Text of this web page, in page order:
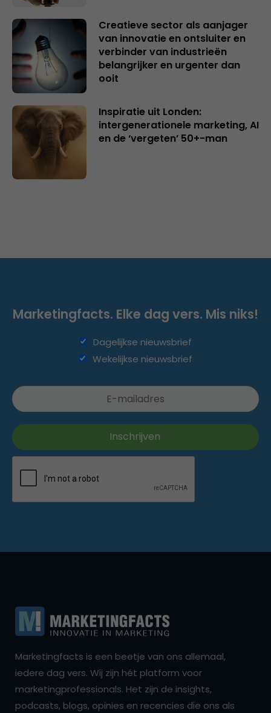
Creatieve sector als aanjager
van innovatie en ontsluiter en
verbinder van industrieën
belangrijker en urgenter dan
ooit
Inspiratie uit Londen:
intergenerationele marketing, AI
en de ‘vergeten’ 50+-man
Marketingfacts. Elke dag vers. Mis niks!
Dagelijkse nieuwsbrief
Wekelijkse nieuwsbrief
Marketingfacts is een beetje van ons allemaal,
iedere dag vers. Wij zijn hét platform voor
marketingprofessionals. Het zijn de insights,
podcasts, blogs, opinies en recencies die ons als